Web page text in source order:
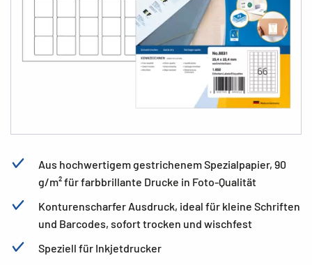
Aus hochwertigem gestrichenem Spezialpapier, 90
g/m² für farbbrillante Drucke in Foto-Qualität
Konturenscharfer Ausdruck, ideal für kleine Schriften
und Barcodes, sofort trocken und wischfest
Speziell für Inkjetdrucker